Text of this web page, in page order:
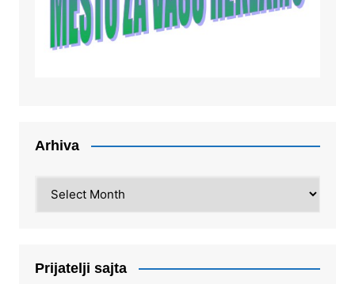
Arhiva
Prijatelji sajta